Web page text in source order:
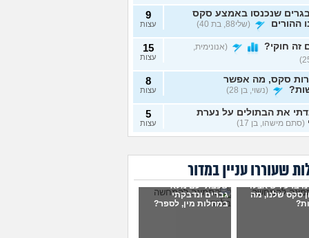
שנכנסו באמצע סקס
ההורים
(שלי88, בת 40)
9
עצות
זה חוקי?
(אנונימית,
15
עצות
סקס, מה אפשר
(נשוי, בן 28)
8
עצות
את הבתולים על נערת
(סתם מישהו, בן 17)
5
עצות
(אנונימי, בן 24) עצות
להיות חרמנית בגילי
(Hayatov, בת 40)
13
עצות
שעוררו עניין במדור
ברע ויש אצלו
סקס שלנו, מה
שכבתי עם מלא
גברים ונדבקתי
במחלות מין, לספר?